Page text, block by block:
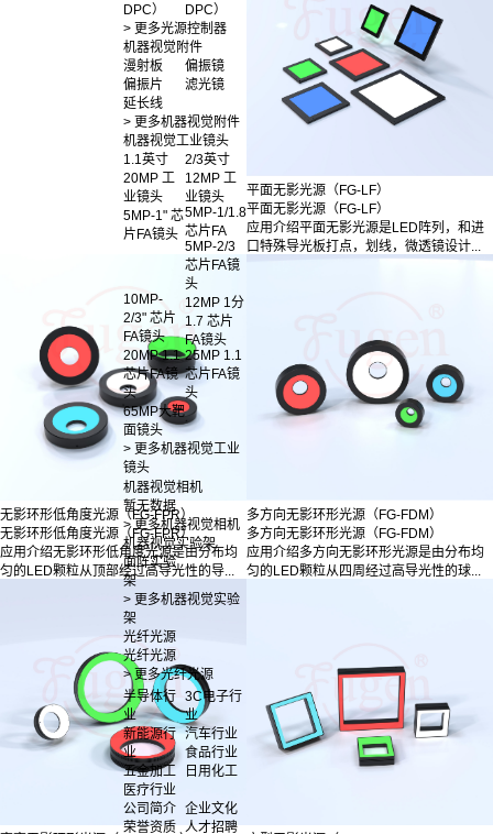
DPC）
DPC）
> 更多光源控制器
机器视觉附件
漫射板
偏振镜
偏振片
滤光镜
延长线
> 更多机器视觉附件
机器视觉工业镜头
1.1英寸
20MP 工
业镜头
2/3英寸
12MP 工
业镜头
5MP-1" 芯
片FA镜头
5MP-1/1.8
芯片FA
5MP-2/3
芯片FA镜
头
10MP-
2/3" 芯片
FA镜头
12MP 1分
1.7 芯片
FA镜头
20MP 1.1
芯片FA镜
头
25MP 1.1
芯片FA镜
头
65MP大靶
面镜头
> 更多机器视觉工业
镜头
机器视觉相机
暂无数据
> 更多机器视觉相机
机器视觉实验架
面阵实验
架
> 更多机器视觉实验
架
光纤光源
光纤光源
> 更多光纤光源
半导体行
业
3C电子行
业
新能源行
业
汽车行业
食品行业
五金加工
日用化工
医疗行业
公司简介 企业文化
荣誉资质 人才招聘
平面无影光源（FG-LF）
平面无影光源（FG-LF）
应用介绍平面无影光源是LED阵列，和进
口特殊导光板打点，划线，微透镜设计...
无影环形低角度光源（FG-FPR）
无影环形低角度光源（FG-FPR）
应用介绍无影环形低角度光源是由分布均
匀的LED颗粒从顶部经过高导光性的导...
多方向无影环形光源（FG-FDM）
多方向无影环形光源（FG-FDM）
应用介绍多方向无影环形光源是由分布均
匀的LED颗粒从四周经过高导光性的球...